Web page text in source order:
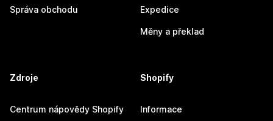
Správa obchodu Expedice
Měny a překlad
Zdroje
Centrum nápovědy Shopify
Shopify
Informace